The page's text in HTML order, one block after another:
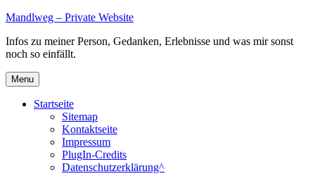
Skip
content
Mandlweg – Private Website
Infos zu meiner Person, Gedanken, Erlebnisse und was mir sonst
noch so einfällt.
Menu
Startseite
Sitemap
Kontaktseite
Impressum
PlugIn-Credits
Datenschutzerklärung^